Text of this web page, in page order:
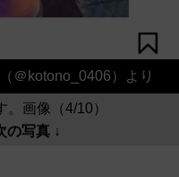
＠kotono_0406）より
画像（4/10）
の写真 ↓